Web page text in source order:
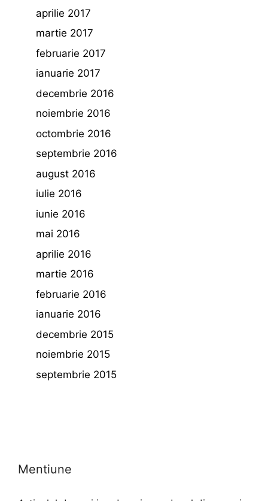
aprilie 2017
martie 2017
februarie 2017
ianuarie 2017
decembrie 2016
noiembrie 2016
octombrie 2016
septembrie 2016
august 2016
iulie 2016
iunie 2016
mai 2016
aprilie 2016
martie 2016
februarie 2016
ianuarie 2016
decembrie 2015
noiembrie 2015
septembrie 2015
Mentiune